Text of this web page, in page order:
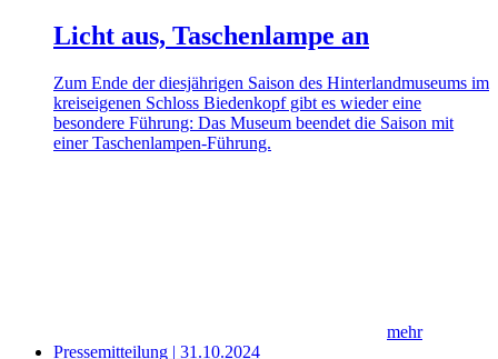
Licht aus, Taschenlampe an
Zum Ende der diesjährigen Saison des Hinterlandmuseums im
kreiseigenen Schloss Biedenkopf gibt es wieder eine
besondere Führung: Das Museum beendet die Saison mit
einer Taschenlampen-Führung.
mehr
Pressemitteilung | 31.10.2024